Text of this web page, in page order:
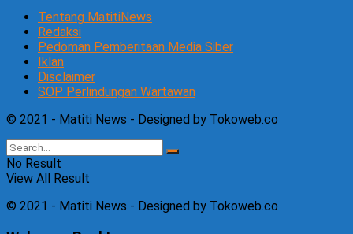
Tentang MatitiNews
Redaksi
Pedoman Pemberitaan Media Siber
Iklan
Disclaimer
SOP Perlindungan Wartawan
© 2021 - Matiti News - Designed by Tokoweb.co
No Result
View All Result
© 2021 - Matiti News - Designed by Tokoweb.co